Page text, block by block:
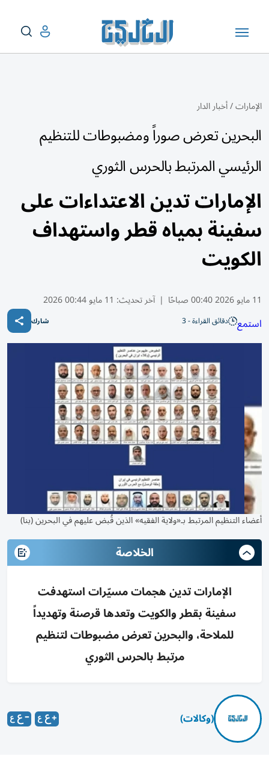
الإمارات/أخبار الدار
البحرين تعرض صوراً ومضبوطات للتنظيم
الرئيسي المرتبط بالحرس الثوري
الإمارات تدين الاعتداءات على
سفينة بمياه قطر واستهداف
الكويت
11 مايو 2026 00:40 صباحًا | آخر تحديث: 11 مايو 00:44 2026
استمع دقائق القراءة - 3 شارك
أعضاء التنظيم المرتبط بـ«ولاية الفقيه» الذين قُبض عليهم في البحرين (بنا)
الخلاصة
الإمارات تدين هجمات مسيّرات استهدفت
سفينة بقطر والكويت وتعدها قرصنة وتهديداً
للملاحة، والبحرين تعرض مضبوطات لتنظيم
مرتبط بالحرس الثوري
(وكالات)